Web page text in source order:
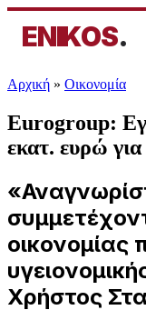
ENIKOS.
Αρχική » Oικονομία
Eurogroup:
εκατ. ευρώ
οικονομίας
Χρήστος